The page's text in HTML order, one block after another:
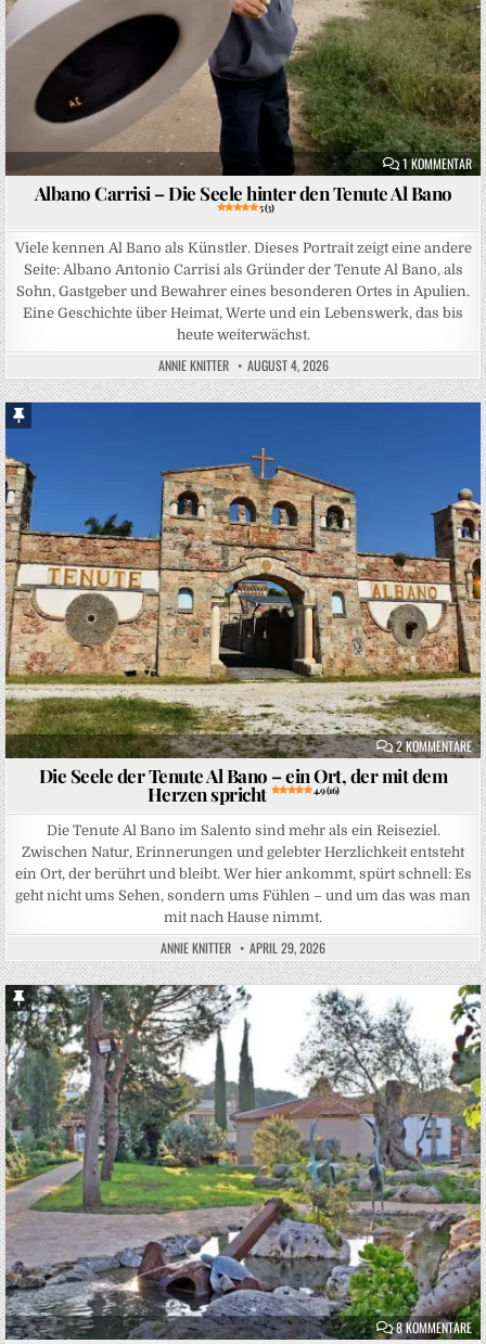
1 KOMMENTARZU
Albano Carrisi – Die Seele hinter den Tenute Al Bano
5 (3)
Viele kennen Al Bano als Künstler. Dieses Portrait zeigt eine andere
Seite: Albano Antonio Carrisi als Gründer der Tenute Al Bano, als
Sohn, Gastgeber und Bewahrer eines besonderen Ortes in Apulien.
Eine Geschichte über Heimat, Werte und ein Lebenswerk, das bis
heute weiterwächst.
ANNIE KNITTER AUGUST 4, 2026
2 KOMMENTAREZU
Sticky Post
Die Seele der Tenute Al Bano – ein Ort, der mit dem
Herzen spricht 4.9 (16)
Die Tenute Al Bano im Salento sind mehr als ein Reiseziel.
Zwischen Natur, Erinnerungen und gelebter Herzlichkeit entsteht
ein Ort, der berührt und bleibt. Wer hier ankommt, spürt schnell: Es
geht nicht ums Sehen, sondern ums Fühlen – und um das was man
mit nach Hause nimmt.
ANNIE KNITTER APRIL 29, 2026
8 KOMMENTAREZU
Posted in
Sticky Post